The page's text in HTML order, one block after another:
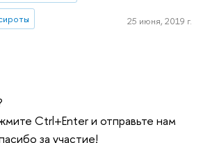
25 июня, 2019 г.
Ctrl+Enter и отправьте нам
за участие!